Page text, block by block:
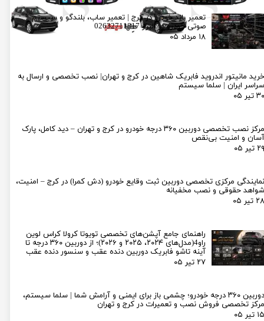
تعمیر باند خودرو در کرج | تعمیر ساب، بلندگو و سیستم
صوتی خودرو در البرز 02632711817
۱۸ مرداد ۰۵
خرید مانیتور اندروید فابریک شاهین در کرج و تهران| نصب تخصصی و ارسال به
سراسر ایران | سلما سیستم
۳۰ تیر ۰۵
مرکز نصب تخصصی دوربین ۳۶۰ درجه خودرو در کرج و تهران – دید کامل، پارک
آسان و امنیت بی‌نقص
۲۹ تیر ۰۵
نمایندگی مرکزی تخصصی دوربین ثبت وقایع خودرو (دش کمرا) در کرج – امنیت،
شواهد حقوقی و نصب مخفیانه
۲۸ تیر ۰۵
راهنمای جامع آپشن‌های تخصصی تویوتا کرولا کراس لوین
راو4(مدل‌های ۲۰۲۴، ۲۰۲۵ و ۲۰۲۶)؛ از دوربین ۳۶۰ درجه تا
آینه تاشو فابریک دوربین دنده عقب و سنسور دنده عقب
۲۷ تیر ۰۵
دوربین ۳۶۰ درجه خودرو؛ چشمی باز برای ایمنی و آرامش شما | سلما سیستم،
مرکز تخصصی فروش نصب و تعمیرات در کرج و تهران
۱۵ تیر ۰۵